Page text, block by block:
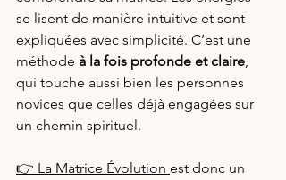
se lisent de manière intuitive et sont
expliquées avec simplicité. C’est une
méthode à la fois profonde et claire,
qui touche aussi bien les personnes
novices que celles déjà engagées sur
un chemin spirituel.
👉 La Matrice Évolution est donc un